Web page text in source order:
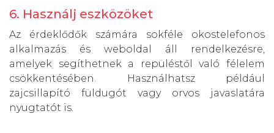
6. Használj eszközöket
Az érdeklődők számára sokféle okostelefonos
alkalmazás és weboldal áll rendelkezésre,
amelyek segíthetnek a repüléstől való félelem
csökkentésében. Használhatsz például
zajcsillapító füldugót vagy orvos javaslatára
nyugtatót is.